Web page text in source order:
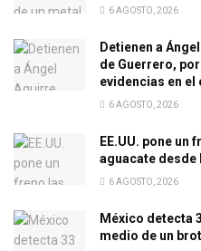
6 AGOSTO, 2026
Detienen a
de Guerrero,
evidencias en el
6 AGOSTO, 2026
EE.UU. pone un
aguacate desde
6 AGOSTO, 2026
México detecta
medio de un